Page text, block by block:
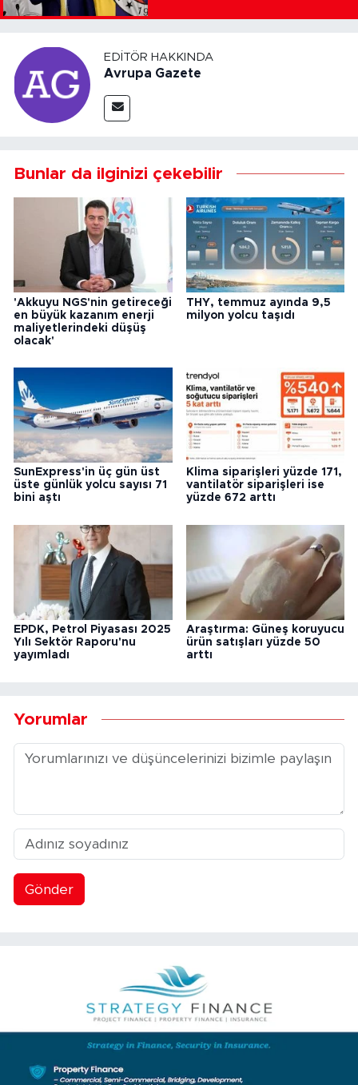
EDITÖR HAKKINDA
Avrupa Gazete
Bunlar da ilginizi çekebilir
'Akkuyu NGS'nin getireceği
en büyük kazanım enerji
maliyetlerindeki düşüş
olacak'
THY, temmuz ayında 9,5
milyon yolcu taşıdı
SunExpress'in üç gün üst
üste günlük yolcu sayısı 71
bini aştı
Klima siparişleri yüzde 171,
vantilatör siparişleri ise
yüzde 672 arttı
EPDK, Petrol Piyasası 2025
Yılı Sektör Raporu'nu
yayımladı
Araştırma: Güneş koruyucu
ürün satışları yüzde 50
arttı
Yorumlar
Gönder